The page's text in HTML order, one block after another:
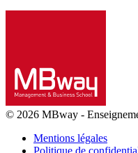
© 2026 MBway -
Mentions légales